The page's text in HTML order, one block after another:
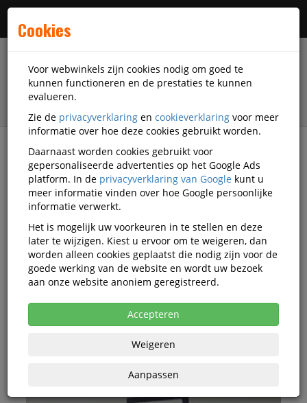
filter
Presentatiemiddelen
Magneetborden
Mobiele whiteboards
Smit Visual OUTLET Silva
verrijdbaar akoestisch whiteboard
blauw 200x120cm
Cookies
Voor webwinkels zijn cookies nodig om goed te
kunnen functioneren en de prestaties te kunnen
evalueren.
Zie de privacyverklaring en cookieverklaring voor meer
informatie over hoe deze cookies gebruikt worden.
Daarnaast worden cookies gebruikt voor
gepersonaliseerde advertenties op het Google Ads
platform. In de privacyverklaring van Google kunt u
meer informatie vinden over hoe Google persoonlijke
informatie verwerkt.
Het is mogelijk uw voorkeuren in te stellen en deze
later te wijzigen. Kiest u ervoor om te weigeren, dan
worden alleen cookies geplaatst die nodig zijn voor de
goede werking van de website en wordt uw bezoek
aan onze website anoniem geregistreerd.
Accepteren
Weigeren
Aanpassen